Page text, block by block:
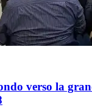
verso la